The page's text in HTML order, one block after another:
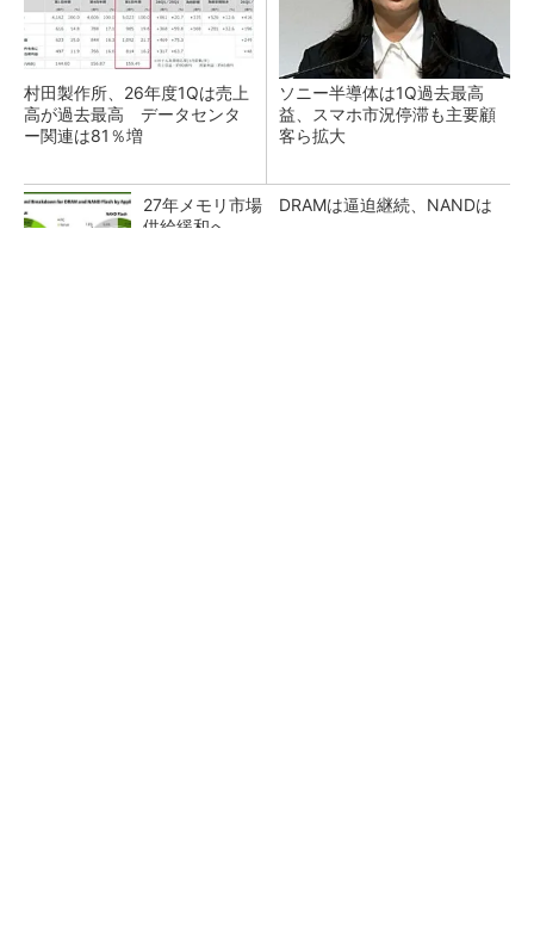
村田製作所、26年度1Qは売上
高が過去最高 データセンタ
ー関連は81％増
ソニー半導体は1Q過去最高
益、スマホ市況停滞も主要顧
客ら拡大
27年メモリ市場 DRAMは逼迫継続、NANDは
供給緩和へ